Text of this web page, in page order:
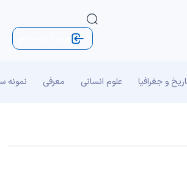
و جغرافیا علوم انسانی معرفی نمونه